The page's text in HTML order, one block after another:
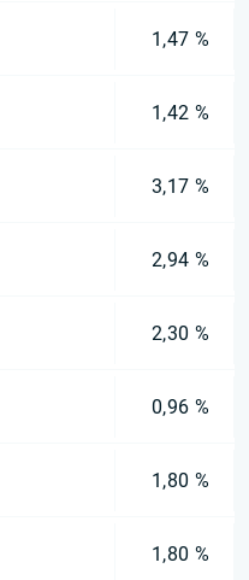
1,47 %
1,42 %
3,17 %
2,94 %
2,30 %
0,96 %
1,80 %
1,80 %